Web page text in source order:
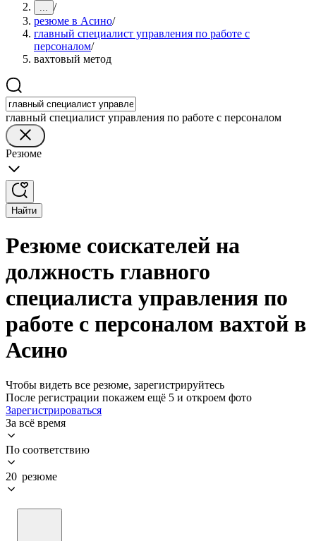
... /
резюме в Асино/
главный специалист управления по работе с
персоналом/
вахтовый метод
главный специалист управления по работе с персоналом
Резюме
Найти
Резюме соискателей на
должность главного
специалиста управления по
работе с персоналом вахтой в
Асино
Чтобы видеть все резюме, зарегистрируйтесь
После регистрации покажем ещё 5 и откроем фото
Зарегистрироваться
За всё время
По соответствию
20 резюме